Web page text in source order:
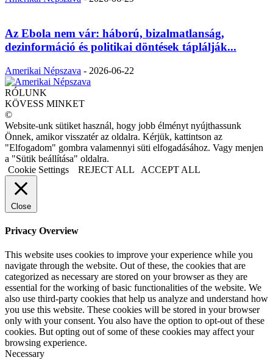
Az Ebola nem vár: háború, bizalmatlanság,
dezinformáció és politikai döntések táplálják...
Amerikai Népszava - 2026-06-22
RÓLUNK
KÖVESS MINKET
©
Website-unk sütiket használ, hogy jobb élményt nyújthassunk
Önnek, amikor visszatér az oldalra. Kérjük, kattintson az
"Elfogadom" gombra valamennyi süti elfogadásához. Vagy menjen
a "Sütik beállítása" oldalra.
Cookie Settings
REJECT ALL ACCEPT ALL
Close
Privacy Overview
This website uses cookies to improve your experience while you
navigate through the website. Out of these, the cookies that are
categorized as necessary are stored on your browser as they are
essential for the working of basic functionalities of the website. We
also use third-party cookies that help us analyze and understand how
you use this website. These cookies will be stored in your browser
only with your consent. You also have the option to opt-out of these
cookies. But opting out of some of these cookies may affect your
browsing experience.
Necessary